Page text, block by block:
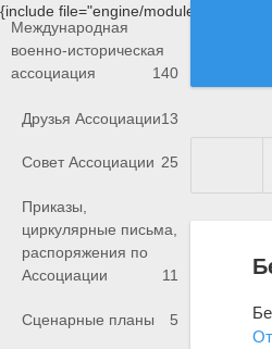
{include file="engine/modules/saperu/
Международная
военно-историческая
ассоциация
140
Друзья Ассоциации13
Совет Ассоциации 25
Приказы,
циркулярные письма,
распоряжения по
Ассоциации
11
Сценарные планы 5